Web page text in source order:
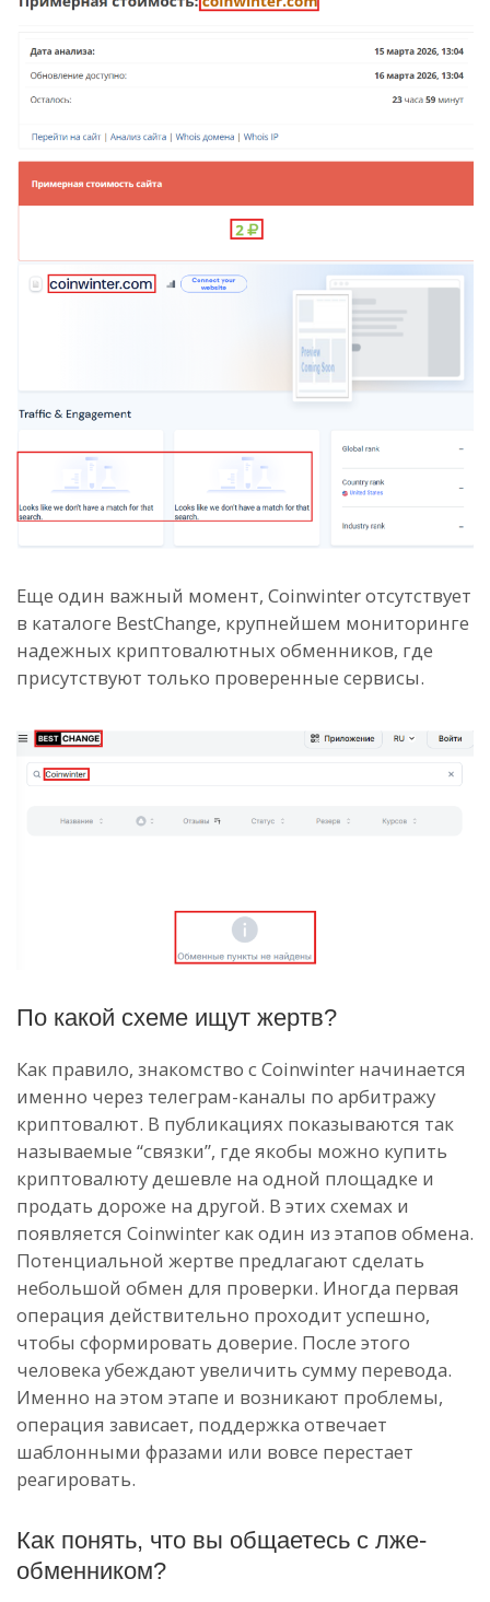
Еще один важный момент, Coinwinter отсутствует
в каталоге BestChange, крупнейшем мониторинге
надежных криптовалютных обменников, где
присутствуют только проверенные сервисы.
По какой схеме ищут жертв?
Как правило, знакомство с Coinwinter начинается
именно через телеграм-каналы по арбитражу
криптовалют. В публикациях показываются так
называемые “связки”, где якобы можно купить
криптовалюту дешевле на одной площадке и
продать дороже на другой. В этих схемах и
появляется Coinwinter как один из этапов обмена.
Потенциальной жертве предлагают сделать
небольшой обмен для проверки. Иногда первая
операция действительно проходит успешно,
чтобы сформировать доверие. После этого
человека убеждают увеличить сумму перевода.
Именно на этом этапе и возникают проблемы,
операция зависает, поддержка отвечает
шаблонными фразами или вовсе перестает
реагировать.
Как понять, что вы общаетесь с лже-
обменником?